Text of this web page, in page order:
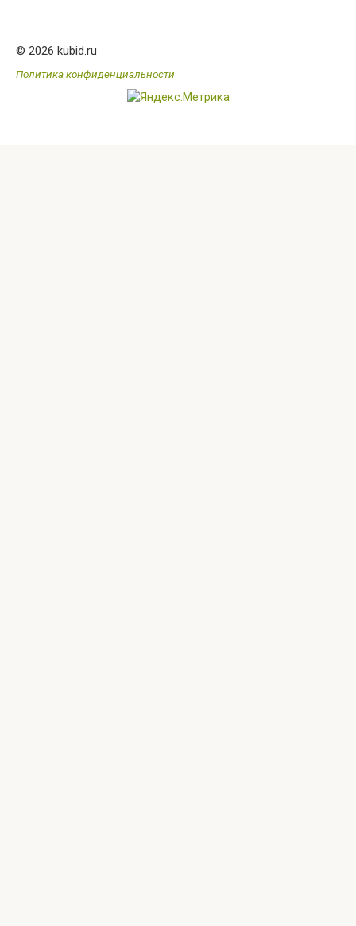
© 2026 kubid.ru
Политика конфиденциальности